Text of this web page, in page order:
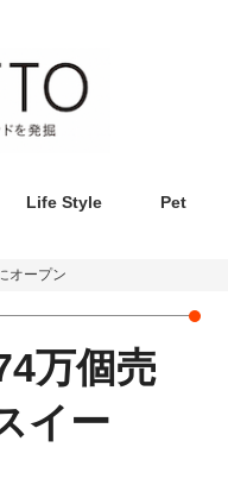
Life Style Pet
オープン
万個売
イー